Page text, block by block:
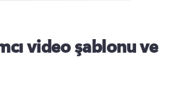
video şablonu ve